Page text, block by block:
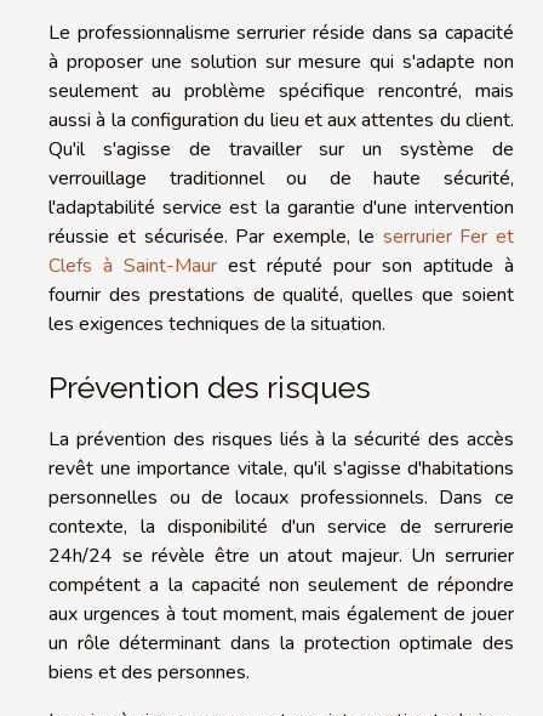
Le professionnalisme serrurier réside dans sa capacité
à proposer une solution sur mesure qui s'adapte non
seulement au problème spécifique rencontré, mais
aussi à la configuration du lieu et aux attentes du client.
Qu'il s'agisse de travailler sur un système de
verrouillage traditionnel ou de haute sécurité,
l'adaptabilité service est la garantie d'une intervention
réussie et sécurisée. Par exemple, le serrurier Fer et
Clefs à Saint-Maur est réputé pour son aptitude à
fournir des prestations de qualité, quelles que soient
les exigences techniques de la situation.
Prévention des risques
La prévention des risques liés à la sécurité des accès
revêt une importance vitale, qu'il s'agisse d'habitations
personnelles ou de locaux professionnels. Dans ce
contexte, la disponibilité d'un service de serrurerie
24h/24 se révèle être un atout majeur. Un serrurier
compétent a la capacité non seulement de répondre
aux urgences à tout moment, mais également de jouer
un rôle déterminant dans la protection optimale des
biens et des personnes.